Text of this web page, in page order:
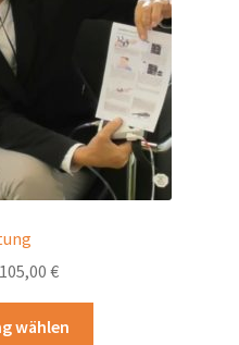
105,00 €
wählen